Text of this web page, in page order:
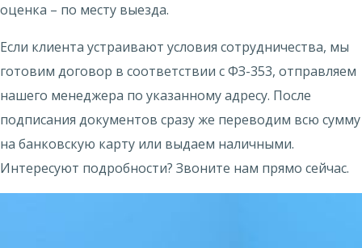
оценка – по месту выезда.
Если клиента устраивают условия сотрудничества, мы
готовим договор в соответствии с ФЗ-353, отправляем
нашего менеджера по указанному адресу. После
подписания документов сразу же переводим всю сумму
на банковскую карту или выдаем наличными.
Интересуют подробности? Звоните нам прямо сейчас.